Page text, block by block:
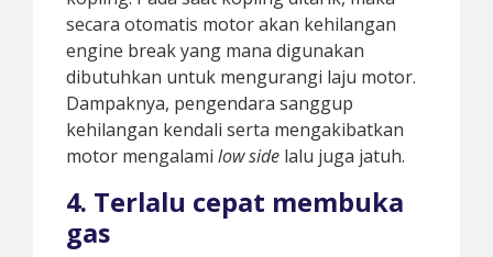
secara otomatis motor akan kehilangan
engine break yang mana digunakan
dibutuhkan untuk mengurangi laju motor.
Dampaknya, pengendara sanggup
kehilangan kendali serta mengakibatkan
motor mengalami low side lalu juga jatuh.
4. Terlalu cepat membuka
gas